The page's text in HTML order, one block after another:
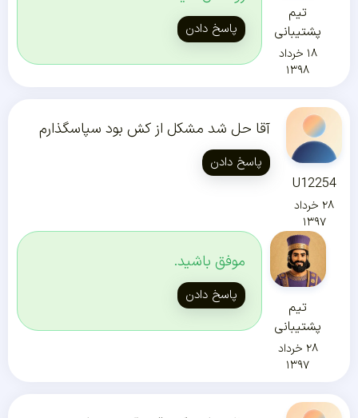
تیم
پشتیبانی
۱۸ خرداد
۱۳۹۸
پاسخ دادن
U12254
۲۸ خرداد
۱۳۹۷
آقا حل شد مشکل از کش بود سپاسگذارم
پاسخ دادن
تیم
پشتیبانی
۲۸ خرداد
۱۳۹۷
موفق باشید.
پاسخ دادن